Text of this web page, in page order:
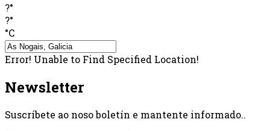
?°
?°
°C
Error! Unable to Find Specified Location!
Newsletter
Suscríbete ao noso boletín e mantente informado..